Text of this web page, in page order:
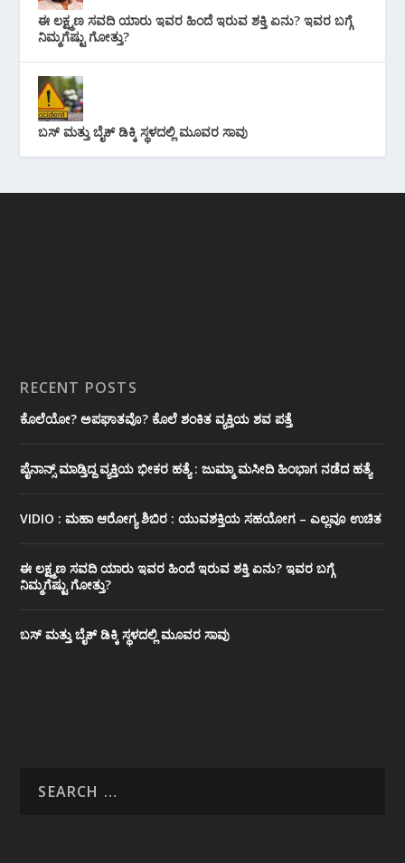
ಈ ಲಕ್ಷ್ಮಣ ಸವದಿ ಯಾರು ಇವರ ಹಿಂದೆ ಇರುವ ಶಕ್ತಿ ಏನು? ಇವರ ಬಗ್ಗೆ
ನಿಮ್ಮಗೆಷ್ಟು ಗೋತ್ತು?
ಬಸ್ ಮತ್ತು ಬೈಕ್ ಡಿಕ್ಕಿ ಸ್ಥಳದಲ್ಲಿ ಮೂವರ ಸಾವು
RECENT POSTS
ಕೊಲೆಯೋ? ಅಪಘಾತವೊ? ಕೊಲೆ ಶಂಕಿತ ವ್ಯಕ್ತಿಯ ಶವ ಪತ್ತೆ
ಪೈನಾನ್ಸ್ ಮಾಡ್ತಿದ್ದ ವ್ಯಕ್ತಿಯ ಭೀಕರ‌ ಹತ್ಯೆ : ಜುಮ್ಮಾ ಮಸೀದಿ ಹಿಂಭಾಗ ನಡೆದ ಹತ್ಯೆ
VIDIO : ಮಹಾ ಆರೋಗ್ಯ ಶಿಬಿರ : ಯುವಶಕ್ತಿಯ ಸಹಯೋಗ – ಎಲ್ಲವೂ ಉಚಿತ
ಈ ಲಕ್ಷ್ಮಣ ಸವದಿ ಯಾರು ಇವರ ಹಿಂದೆ ಇರುವ ಶಕ್ತಿ ಏನು? ಇವರ ಬಗ್ಗೆ
ನಿಮ್ಮಗೆಷ್ಟು ಗೋತ್ತು?
ಬಸ್ ಮತ್ತು ಬೈಕ್ ಡಿಕ್ಕಿ ಸ್ಥಳದಲ್ಲಿ ಮೂವರ ಸಾವು